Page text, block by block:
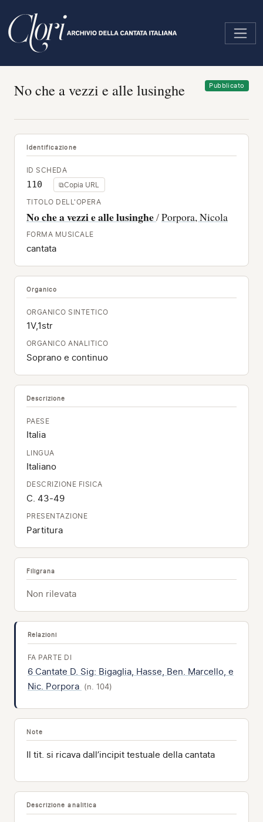
contenuto
principale
No che a vezzi e alle lusinghe Pubblicato
Identificazione
ID SCHEDA
110 ⧉Copia URL
TITOLO DELL'OPERA
No che a vezzi e alle lusinghe/Porpora, Nicola
FORMA MUSICALE
cantata
Organico
ORGANICO SINTETICO
1V,1str
ORGANICO ANALITICO
Soprano e continuo
Descrizione
PAESE
Italia
LINGUA
Italiano
DESCRIZIONE FISICA
C. 43-49
PRESENTAZIONE
Partitura
Filigrana
Non rilevata
Relazioni
FA PARTE DI
6 Cantate D. Sig: Bigaglia, Hasse, Ben. Marcello, e
Nic. Porpora (n. 104)
Note
Il tit. si ricava dall’incipit testuale della cantata
Descrizione analitica